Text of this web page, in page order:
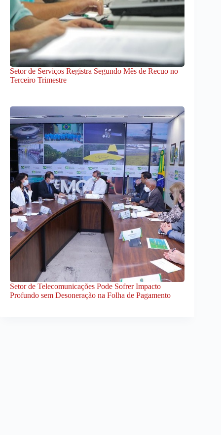
Setor de Serviços Registra Segundo Mês de Recuo no
Terceiro Trimestre
Setor de Telecomunicações Pode Sofrer Impacto
Profundo sem Desoneração na Folha de Pagamento